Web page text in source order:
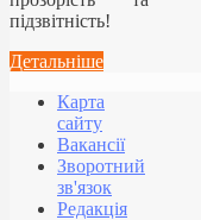
підзвітність!
Детальніше
Карта
сайту
Вакансії
Зворотний
зв'язок
Редакція